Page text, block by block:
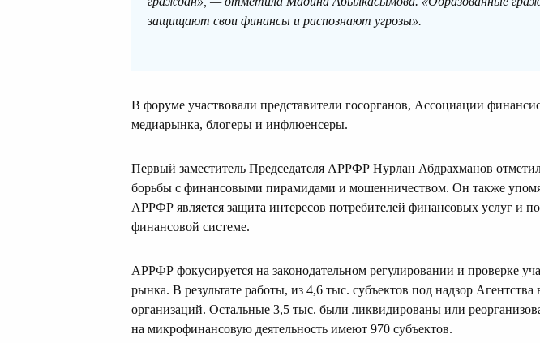
защищают свои финансы и распознают угрозы».
В форуме участвовали представители госорганов, Ассоциации
медиарынка, блогеры и инфлюенсеры.
Первый заместитель Председателя АРРФР Нурлан Абдрахманов
борьбы с финансовыми пирамидами и мошенничеством. Он также
АРРФР является защита интересов потребителей финансовых услуг и
финансовой системе.
АРРФР фокусируется на законодательном регулировании и проверке
рынка. В результате работы, из 4,6 тыс. субъектов под надзор
организаций. Остальные 3,5 тыс. были ликвидированы или
на микрофинансовую деятельность имеют 970 субъектов.